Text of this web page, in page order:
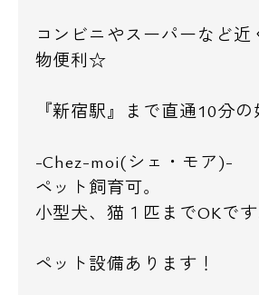
コンビニやスーパーなど近
物便利☆
『新宿駅』まで直通10分
-Chez-moi(シェ・モア)-
ペット飼育可。
小型犬、猫１匹までOKです
ペット設備あります！